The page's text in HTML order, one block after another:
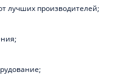
лучших производителей;